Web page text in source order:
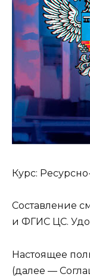
Курс:
Составление
и ФГИС ЦС.
Настоящее
(далее —